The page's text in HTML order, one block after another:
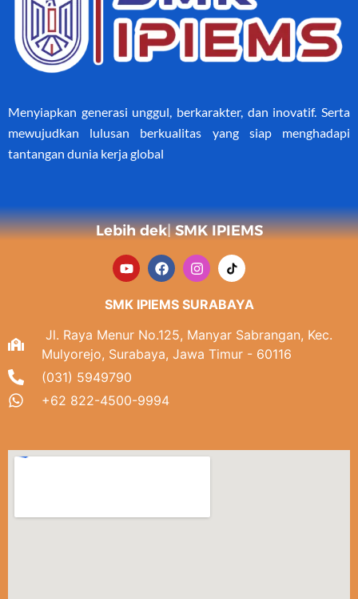
Menyiapkan generasi unggul, berkarakter, dan inovatif. Serta
mewujudkan lulusan berkualitas yang siap menghadapi
tantangan dunia kerja global
Lebih dekat SMK IPIEMS
SMK IPIEMS SURABAYA
Jl. Raya Menur No.125, Manyar Sabrangan, Kec.
Mulyorejo, Surabaya, Jawa Timur - 60116
(031) 5949790
+62 822-4500-9994